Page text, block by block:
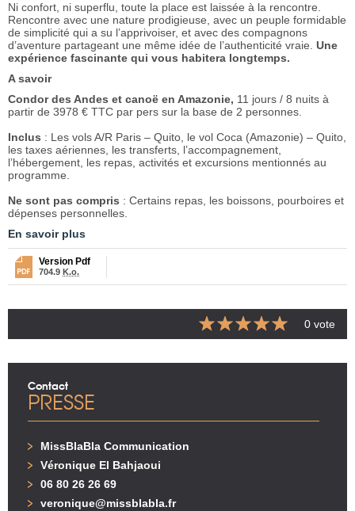
Ni confort, ni superflu, toute la place est laissée à la rencontre.
Rencontre avec une nature prodigieuse, avec un peuple formidable
de simplicité qui a su l’apprivoiser, et avec des compagnons
d’aventure partageant une même idée de l’authenticité vraie. Une
expérience fascinante qui vous habitera longtemps.
A savoir
Condor des Andes et canoë en Amazonie, 11 jours / 8 nuits à
partir de 3978 € TTC par pers sur la base de 2 personnes.
Inclus : Les vols A/R Paris – Quito, le vol Coca (Amazonie) – Quito,
les taxes aériennes, les transferts, l’accompagnement,
l’hébergement, les repas, activités et excursions mentionnés au
programme.
Ne sont pas compris : Certains repas, les boissons, pourboires et
dépenses personnelles.
En savoir plus
Version Pdf
704.9 K.o.
0 vote
Contact
PRESSE
MissBlaBla Communication
Véronique El Bahjaoui
06 80 26 26 69
veronique@missblabla.fr